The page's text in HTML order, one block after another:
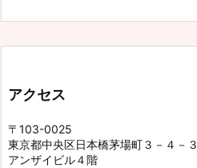
アクセス
〒103-0025
東京都中央区日本橋茅場町３－４－３
アンザイビル４階